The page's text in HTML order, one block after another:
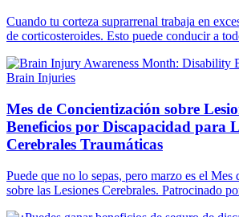
Cuando tu corteza suprarrenal trabaja en
de corticosteroides. Esto puede conducir a
Mes de Concientización sobre
Beneficios por Discapacidad para
Cerebrales Traumáticas
Puede que no lo sepas, pero marzo es el Mes
sobre las Lesiones Cerebrales. Patrocinado